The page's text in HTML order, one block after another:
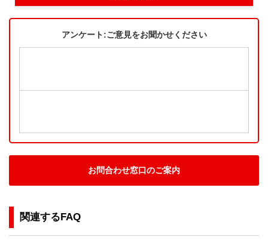
アンケート:ご意見をお聞かせください
お問合わせ窓口のご案内
関連するFAQ